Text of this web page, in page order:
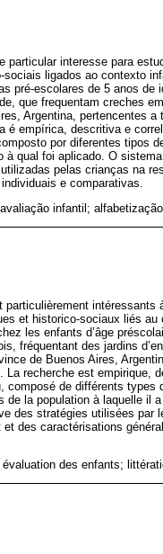
interesse para
ligados ao contexto
pré-escolares de 5 anos de
que frequentam creches
Argentina, pertencentes a
é empírica, descritiva e
por diferentes tipos
à qual foi aplicado. O
pelas crianças na
e comparativas.
infantil;
intéressants
et historico-sociaux liés au
les enfants d’âge
fréquentant des jardins
de Buenos Aires,
recherche est empirique,
composé de différents types
la population à laquelle il
des stratégies utilisées par
des caractérisations
des enfants;